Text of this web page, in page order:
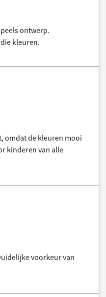
ontwerp.
kleuren.
omdat de kleuren mooi
kinderen van alle
voorkeur van